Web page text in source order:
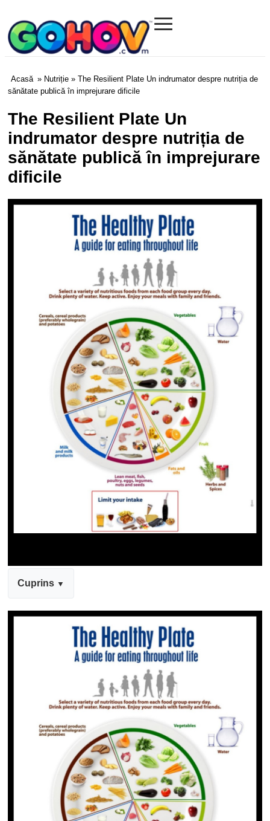
Gohov.com
≡
Acasă » Nutriție » The Resilient Plate Un indrumator despre nutriția de
sănătate publică în imprejurare dificile
The Resilient Plate Un
indrumator despre nutriția de
sănătate publică în imprejurare
dificile
Cuprins